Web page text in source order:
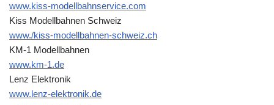
www.kiss-modellbahnservice.com
Kiss Modellbahnen Schweiz
www./kiss-modellbahnen-schweiz.ch
KM-1 Modellbahnen
www.km-1.de
Lenz Elektronik
www.lenz-elektronik.de